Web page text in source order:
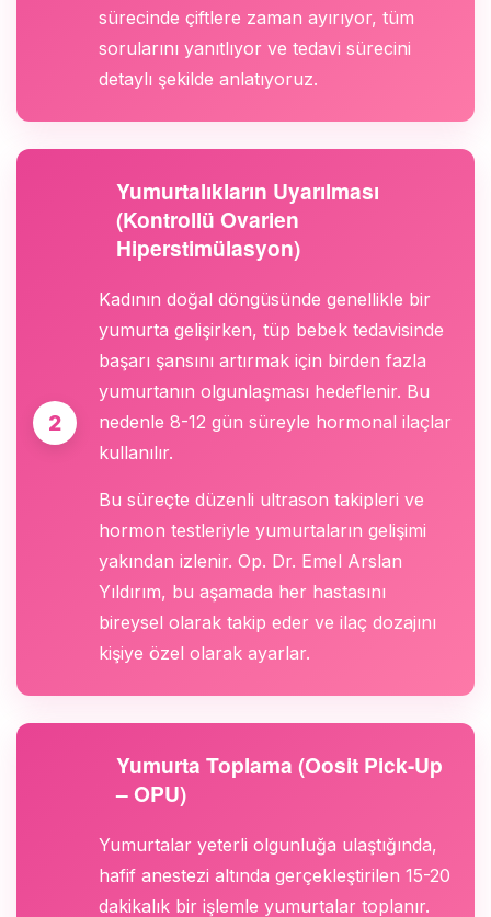
sürecinde çiftlere zaman ayırıyor, tüm
sorularını yanıtlıyor ve tedavi sürecini
detaylı şekilde anlatıyoruz.
Yumurtalıkların Uyarılması
(Kontrollü Ovarien
Hiperstimülasyon)
Kadının doğal döngüsünde genellikle bir
yumurta gelişirken, tüp bebek tedavisinde
başarı şansını artırmak için birden fazla
yumurtanın olgunlaşması hedeflenir. Bu
nedenle 8-12 gün süreyle hormonal ilaçlar
kullanılır.
Bu süreçte düzenli ultrason takipleri ve
hormon testleriyle yumurtaların gelişimi
yakından izlenir. Op. Dr. Emel Arslan
Yıldırım, bu aşamada her hastasını
bireysel olarak takip eder ve ilaç dozajını
kişiye özel olarak ayarlar.
Yumurta Toplama (Oosit Pick-Up
– OPU)
Yumurtalar yeterli olgunluğa ulaştığında,
hafif anestezi altında gerçekleştirilen 15-20
dakikalık bir işlemle yumurtalar toplanır.